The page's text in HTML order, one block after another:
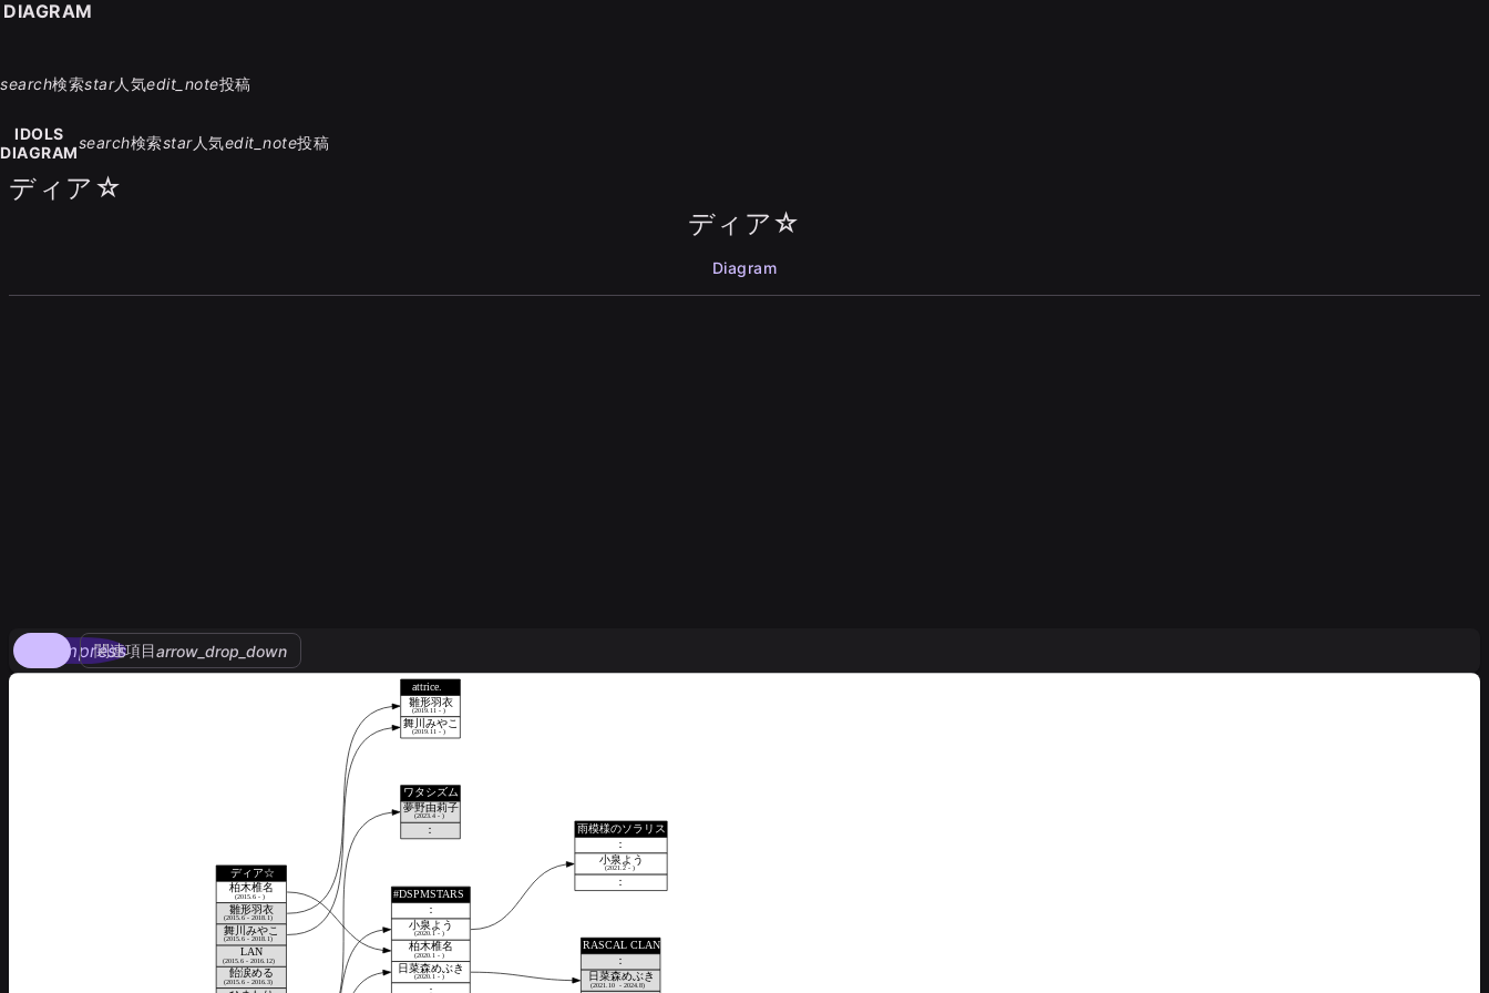
search検索star人気edit_note投稿
IDOLS
DIAGRAM
search検索star人気edit_note投稿
ディア☆
ディア☆
Diagram
compress
関連項目arrow_drop_down